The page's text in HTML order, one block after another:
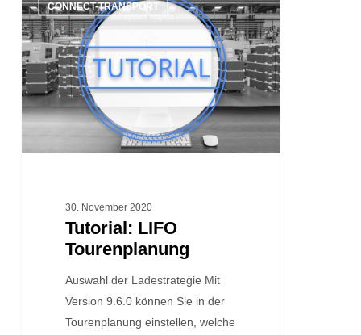
LIFO
Tourenplanung
CONNECT-TRANSPORT
30. November 2020
Tutorial: LIFO
Tourenplanung
Auswahl der Ladestrategie Mit
Version 9.6.0 können Sie in der
Tourenplanung einstellen, welche